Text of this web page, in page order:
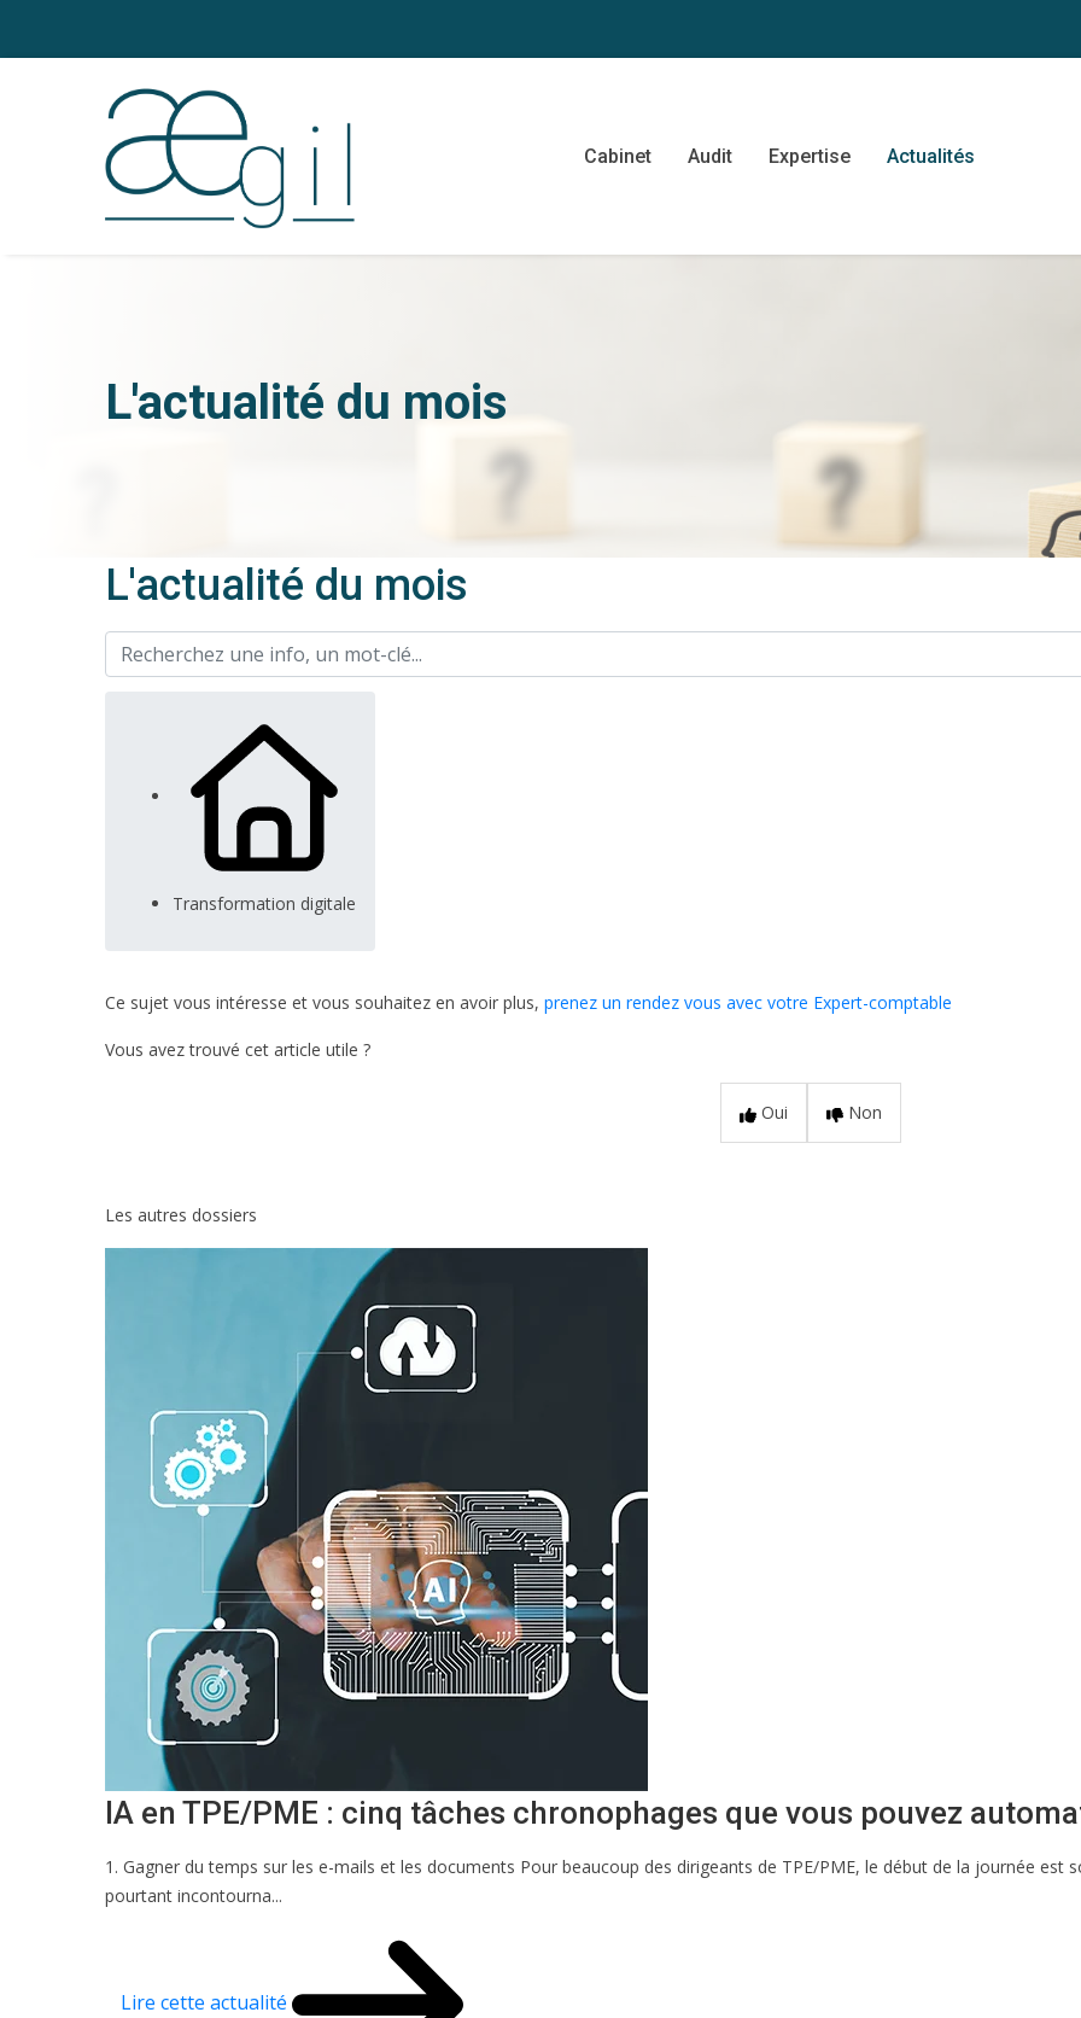
Cabinet Audit Expertise Actualités
L'actualité du mois
L'actualité du mois
Transformation digitale
Ce sujet vous intéresse et vous souhaitez en avoir plus, prenez un rendez vous avec votre Expert-comptable
Vous avez trouvé cet article utile ?
Oui Non
Les autres dossiers
IA en TPE/PME : cinq tâches chronophages que vous pouvez
1. Gagner du temps sur les e-mails et les documents Pour beaucoup des dirigeants de TPE/PME, le début de la journée est
pourtant incontourna...
Lire cette actualité